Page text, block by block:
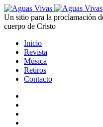
Un sitio para la proclamación
cuerpo de Cristo
Inicio
Revista
Música
Retiros
Contacto